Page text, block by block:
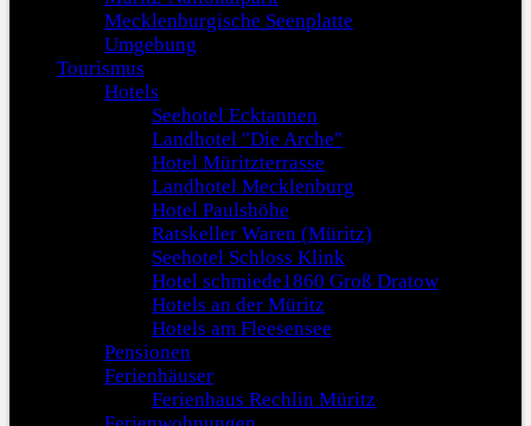
Mecklenburgische Seenplatte
Umgebung
Tourismus
Hotels
Seehotel Ecktannen
Landhotel "Die Arche"
Hotel Müritzterrasse
Landhotel Mecklenburg
Hotel Paulshöhe
Ratskeller Waren (Müritz)
Seehotel Schloss Klink
Hotel schmiede1860 Groß Dratow
Hotels an der Müritz
Hotels am Fleesensee
Pensionen
Ferienhäuser
Ferienhaus Rechlin Müritz